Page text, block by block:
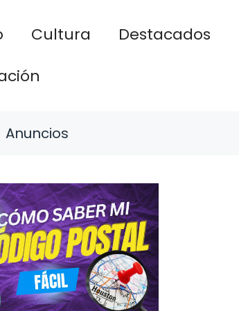
Cultura Destacados
Anuncios